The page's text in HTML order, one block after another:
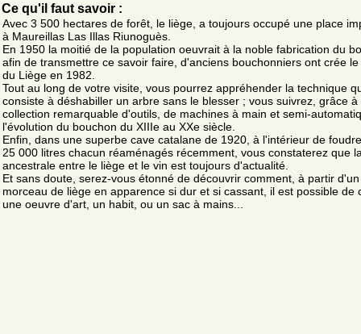
Ce qu'il faut savoir :
Avec 3 500 hectares de forêt, le liège, a toujours occupé une place
à Maureillas Las Illas Riunoguès.
En 1950 la moitié de la population oeuvrait à la noble fabrication du
afin de transmettre ce savoir faire, d'anciens bouchonniers ont crée
du Liège en 1982.
Tout au long de votre visite, vous pourrez appréhender la technique
consiste à déshabiller un arbre sans le blesser ; vous suivrez, grâce à
collection remarquable d'outils, de machines à main et semi-
l'évolution du bouchon du XIIIe au XXe siècle.
Enfin, dans une superbe cave catalane de 1920, à l'intérieur de
25 000 litres chacun réaménagés récemment, vous constaterez que
ancestrale entre le liège et le vin est toujours d'actualité.
Et sans doute, serez-vous étonné de découvrir comment, à partir d'un
morceau de liège en apparence si dur et si cassant, il est possible de
une oeuvre d'art, un habit, ou un sac à mains...